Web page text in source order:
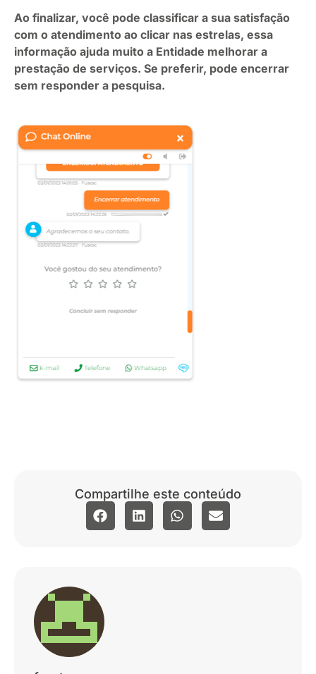
Ao finalizar, você pode classificar a sua satisfação
com o atendimento ao clicar nas estrelas, essa
informação ajuda muito a Entidade melhorar a
prestação de serviços. Se preferir, pode encerrar
sem responder a pesquisa.
Compartilhe este conteúdo